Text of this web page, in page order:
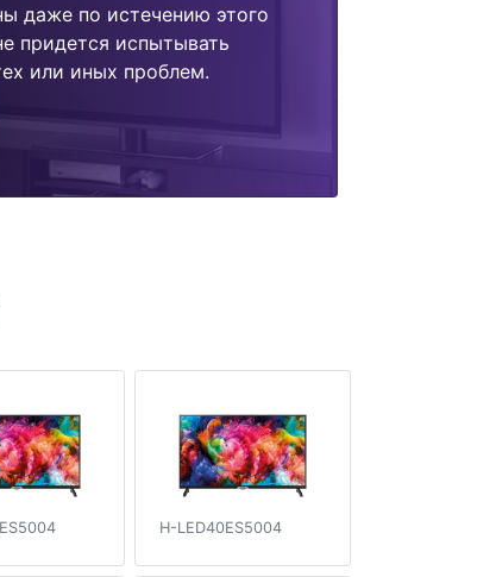
даже по истечению этого
придется испытывать
или иных проблем.
H-LED40ES5004